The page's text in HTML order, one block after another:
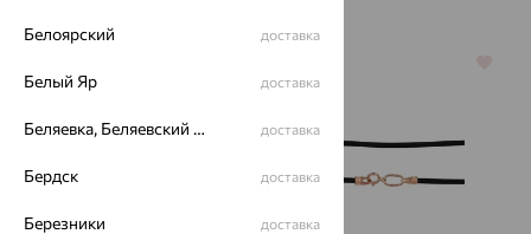
Белоярский доставка
Белый Яр доставка
Беляевка, Беляевский р-он доставка
Бердск доставка
Березники доставка